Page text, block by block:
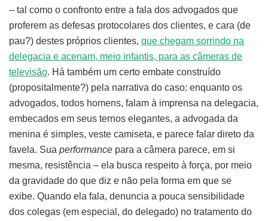
– tal como o confronto entre a fala dos advogados que
proferem as defesas protocolares dos clientes, e cara (de
pau?) destes próprios clientes, que chegam sorrindo na
delegacia e acenam, meio infantis, para as câmeras de
televisão. Há também um certo embate construído
(propositalmente?) pela narrativa do caso: enquanto os
advogados, todos homens, falam à imprensa na delegacia,
embecados em seus ternos elegantes, a advogada da
menina é simples, veste camiseta, e parece falar direto da
favela. Sua performance para a câmera parece, em si
mesma, resistência – ela busca respeito à força, por meio
da gravidade do que diz e não pela forma em que se
exibe. Quando ela fala, denuncia a pouca sensibilidade
dos colegas (em especial, do delegado) no tratamento do